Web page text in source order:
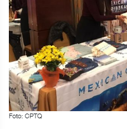
Foto: CPTQ